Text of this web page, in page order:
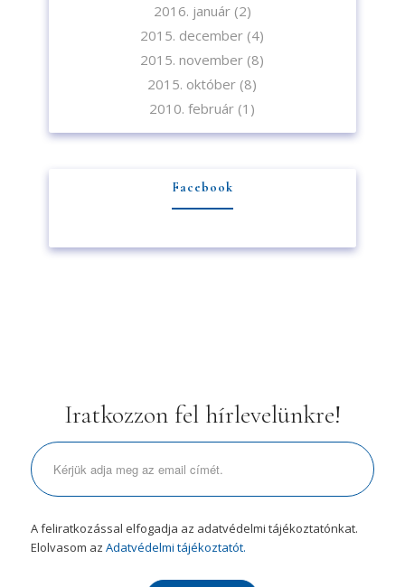
2016. január(2)
2015. december (4)
2015. november (8)
2015. október (8)
2010. február (1)
Facebook
Iratkozzon fel hírlevelünkre!
A feliratkozással elfogadja az adatvédelmi tájékoztatónkat.
Elolvasom az Adatvédelmi tájékoztatót.